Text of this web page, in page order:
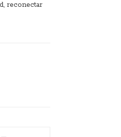
reconectar